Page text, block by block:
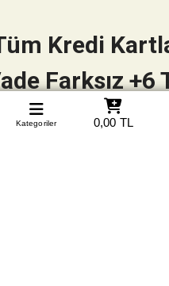
0850 305 09 70
Banka Hesapları
Kategoriler 0,00 TL
Kredi
Farksız +6